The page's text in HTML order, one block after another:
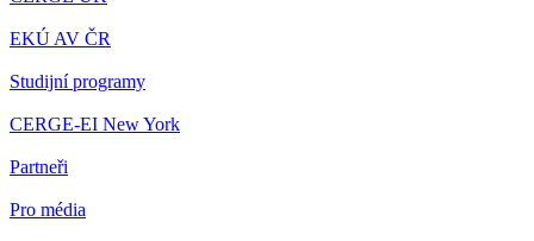
EKÚ AV ČR
Studijní programy
CERGE-EI New York
Partneři
Pro média